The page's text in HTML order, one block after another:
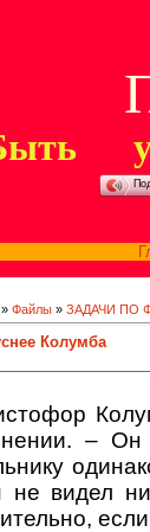
П
» Файлы » ЗАДАЧИ ПО
Колумба
– Он
не видел